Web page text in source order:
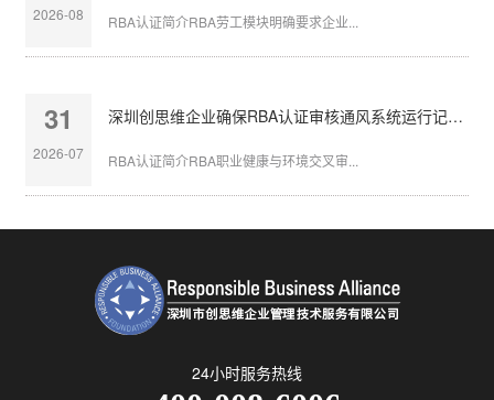
2026-08 RBA认证简介RBA劳工模块明确要求企业...
31
2026-07
深圳创思维企业确保RBA认证审核通风系统运行记录完整
RBA认证简介RBA职业健康与环境交叉审...
24小时服务热线